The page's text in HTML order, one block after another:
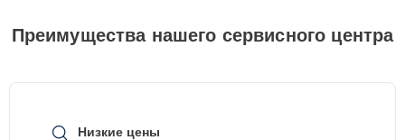
Преимущества нашего сервисного центра
Низкие цены